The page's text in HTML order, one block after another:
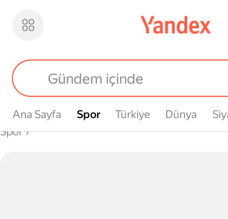
Ana Sayfa Spor
Spor Türkiye Dünya
Buradasın
Spor›